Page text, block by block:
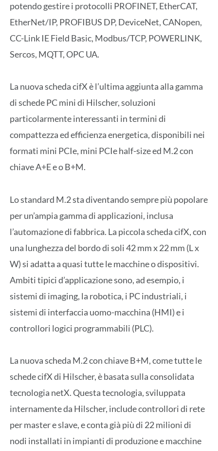
potendo gestire i protocolli PROFINET, EtherCAT,
EtherNet/IP, PROFIBUS DP, DeviceNet, CANopen,
CC-Link IE Field Basic, Modbus/TCP, POWERLINK,
Sercos, MQTT, OPC UA.
La nuova scheda cifX è l’ultima aggiunta alla gamma
di schede PC mini di Hilscher, soluzioni
particolarmente interessanti in termini di
compattezza ed efficienza energetica, disponibili nei
formati mini PCIe, mini PCIe half-size ed M.2 con
chiave A+E e o B+M.
Lo standard M.2 sta diventando sempre più popolare
per un’ampia gamma di applicazioni, inclusa
l’automazione di fabbrica. La piccola scheda cifX, con
una lunghezza del bordo di soli 42 mm x 22 mm (L x
W) si adatta a quasi tutte le macchine o dispositivi.
Ambiti tipici d’applicazione sono, ad esempio, i
sistemi di imaging, la robotica, i PC industriali, i
sistemi di interfaccia uomo-macchina (HMI) e i
controllori logici programmabili (PLC).
La nuova scheda M.2 con chiave B+M, come tutte le
schede cifX di Hilscher, è basata sulla consolidata
tecnologia netX. Questa tecnologia, sviluppata
internamente da Hilscher, include controllori di rete
per master e slave, e conta già più di 22 milioni di
nodi installati in impianti di produzione e macchine